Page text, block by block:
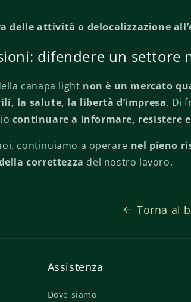
delle attività o delocalizzazione
difendere un settore
canapa light non è un mercato
la salute, la libertà d’impresa. Di
continuare a informare, resistere
continuiamo a operare nel pieno
correttezza del nostro lavoro.
Torna al
Assistenza
Dove siamo